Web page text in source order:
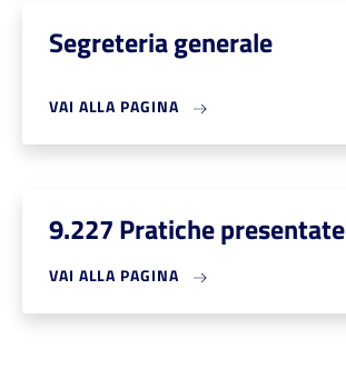
Segreteria generale
VAI ALLA PAGINA
9.227 Pratiche presentate
VAI ALLA PAGINA